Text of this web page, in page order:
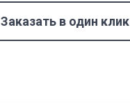
Заказать в один клик